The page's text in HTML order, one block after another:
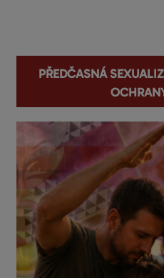
Předčasná